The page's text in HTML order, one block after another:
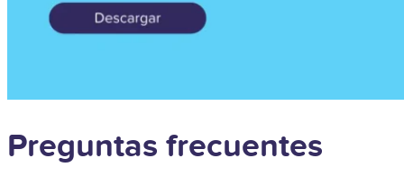
Preguntas frecuentes